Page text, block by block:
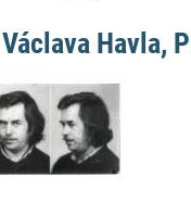
Havla,